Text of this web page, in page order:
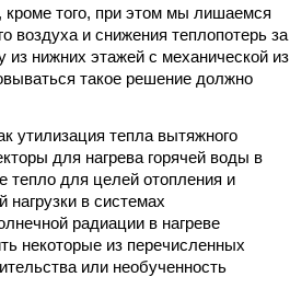
кроме того, при этом мы лишаемся
воздуха и снижения теплопотерь за
из нижних этажей с механической из
такое решение должно
утилизация тепла вытяжного
для нагрева горячей воды в
тепло для целей отопления и
нагрузки в системах
радиации в нагреве
некоторые из перечисленных
или необученность